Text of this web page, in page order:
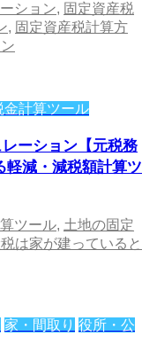
ション, 固定資産税
, 固定資産税計算方
金計算ツール
ーション【元税務
軽減・減税額計算ツ
ツール, 土地の固定
は家が建っていると
家・間取り 役所・公